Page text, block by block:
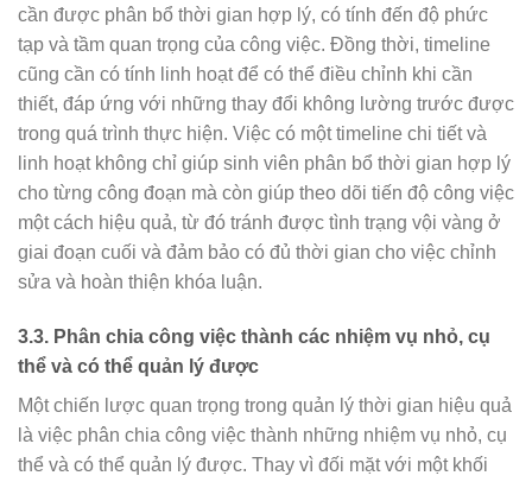
cần được phân bổ thời gian hợp lý, có tính đến độ phức
tạp và tầm quan trọng của công việc. Đồng thời, timeline
cũng cần có tính linh hoạt để có thể điều chỉnh khi cần
thiết, đáp ứng với những thay đổi không lường trước được
trong quá trình thực hiện. Việc có một timeline chi tiết và
linh hoạt không chỉ giúp sinh viên phân bổ thời gian hợp lý
cho từng công đoạn mà còn giúp theo dõi tiến độ công việc
một cách hiệu quả, từ đó tránh được tình trạng vội vàng ở
giai đoạn cuối và đảm bảo có đủ thời gian cho việc chỉnh
sửa và hoàn thiện khóa luận.
3.3. Phân chia công việc thành các nhiệm vụ nhỏ, cụ
thể và có thể quản lý được
Một chiến lược quan trọng trong quản lý thời gian hiệu quả
là việc phân chia công việc thành những nhiệm vụ nhỏ, cụ
thể và có thể quản lý được. Thay vì đối mặt với một khối